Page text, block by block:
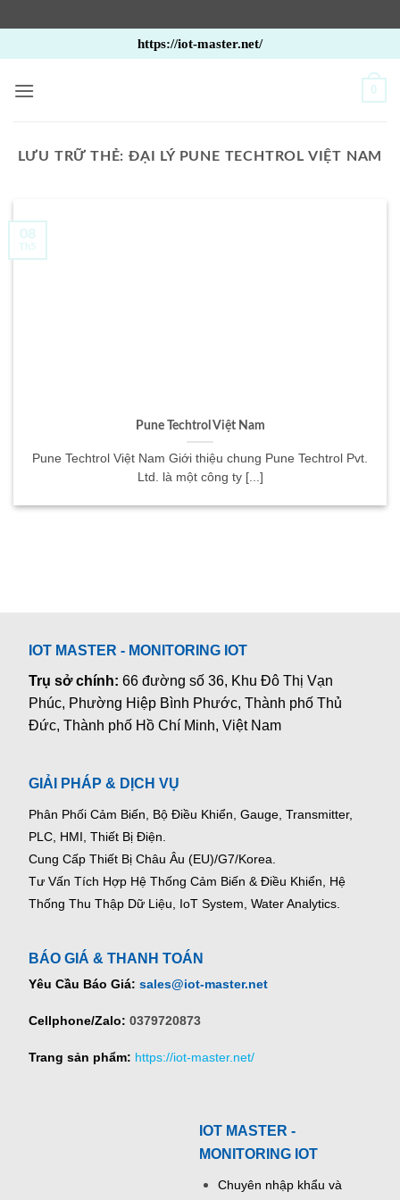
qua
nội
https://iot-master.net/
0
LƯU TRỮ THẺ:ĐẠI LÝ PUNE TECHTROL VIỆT NAM
Pune Techtrol Việt Nam
Pune Techtrol Việt Nam Giới thiệu chung Pune Techtrol Pvt.
Ltd. là một công ty [...]
08
Th5
IOT MASTER - MONITORING IOT
Trụ sở chính:66 đường số 36, Khu Đô Thị Vạn
Phúc, Phường Hiệp Bình Phước, Thành phố Thủ
Đức, Thành phố Hồ Chí Minh, Việt Nam
GIẢI PHÁP & DỊCH VỤ
Phân Phối Cảm Biến, Bộ Điều Khiển, Gauge, Transmitter,
PLC, HMI, Thiết Bị Điện.
Cung Cấp Thiết Bị Châu Âu (EU)/G7/Korea.
Tư Vấn Tích Hợp Hệ Thống Cảm Biến & Điều Khiển, Hệ
Thống Thu Thập Dữ Liệu, IoT System, Water Analytics.
BÁO GIÁ & THANH TOÁN
Yêu Cầu Báo Giá: sales@iot-master.net
Cellphone/Zalo: 0379720873
Trang sản phẩm: https://iot-master.net/
IOT MASTER -
MONITORING IOT
Chuyên nhập khẩu và